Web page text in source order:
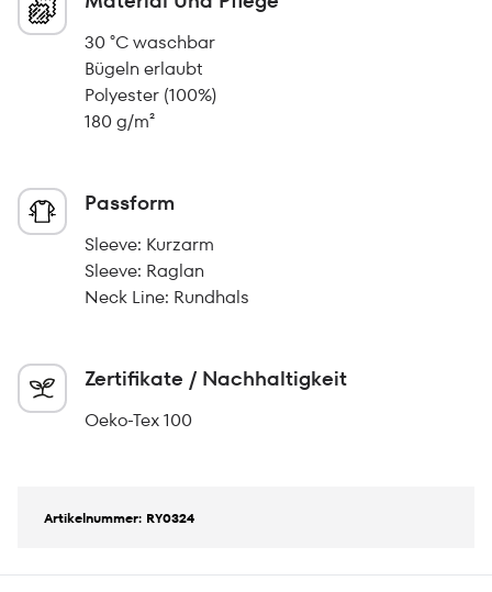
30 °C waschbar
Bügeln erlaubt
Polyester (100%)
180 g/m²
Passform
Sleeve: Kurzarm
Sleeve: Raglan
Neck Line: Rundhals
Zertifikate / Nachhaltigkeit
Oeko-Tex 100
Artikelnummer: RY0324